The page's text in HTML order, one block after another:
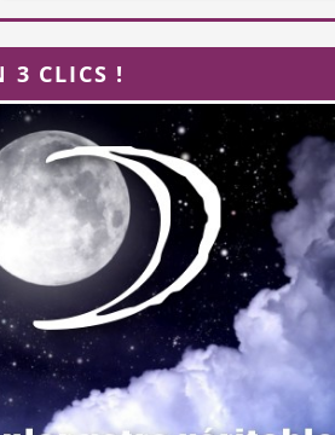
3 CLICS !